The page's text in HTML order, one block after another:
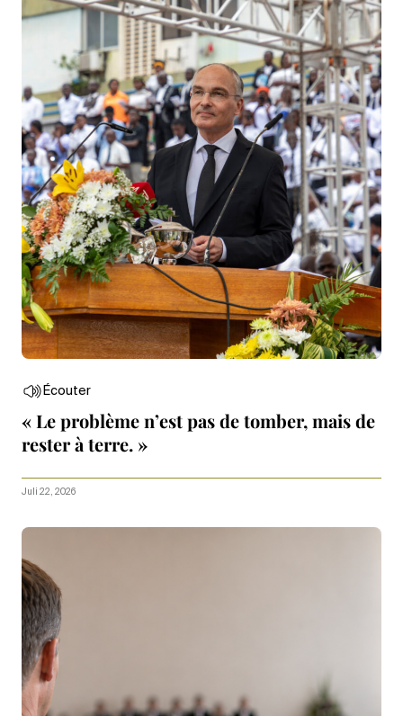
Écouter
« Le problème n’est pas de tomber, mais de
rester à terre. »
Juli 22, 2026